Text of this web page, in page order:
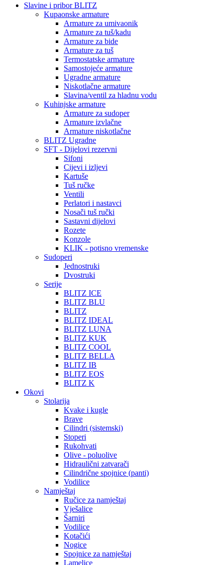
Slavine i pribor BLITZ
Kupaonske armature
Armature za umivaonik
Armature za tuš/kadu
Armature za bide
Armature za tuš
Termostatske armature
Samostojeće armature
Ugradne armature
Niskotlačne armature
Slavina/ventil za hladnu vodu
Kuhinjske armature
Armature za sudoper
Armature izvlačne
Armature niskotlačne
BLITZ Ugradne
SFT - Dijelovi rezervni
Sifoni
Cijevi i izljevi
Kartuše
Tuš ručke
Ventili
Perlatori i nastavci
Nosači tuš ručki
Sastavni dijelovi
Rozete
Konzole
KLIK - potisno vremenske
Sudoperi
Jednostruki
Dvostruki
Serije
BLITZ ICE
BLITZ BLU
BLITZ
BLITZ IDEAL
BLITZ LUNA
BLITZ KUK
BLITZ COOL
BLITZ BELLA
BLITZ IB
BLITZ EOS
BLITZ K
Okovi
Stolarija
Kvake i kugle
Brave
Cilindri (sistemski)
Stoperi
Rukohvati
Olive - poluolive
Hidraulični zatvarači
Cilindrične spojnice (panti)
Vodilice
Namještaj
Ručice za namještaj
Vješalice
Šarniri
Vodilice
Kotačići
Nogice
Spojnice za namještaj
Lamelice